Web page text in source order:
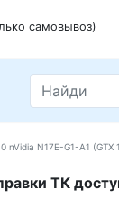
самовывоз)
nVidia N17E-G1-A1 (GTX
ТК